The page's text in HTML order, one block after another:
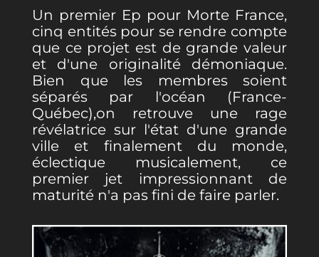
Un premier Ep pour Morte France,
cinq entités pour se rendre compte
que ce projet est de grande valeur
et d'une originalité démoniaque.
Bien que les membres soient
séparés par l'océan (France-
Québec),on retrouve une rage
révélatrice sur l'état d'une grande
ville et finalement du monde,
éclectique musicalement, ce
premier jet impressionnant de
maturité n'a pas fini de faire parler.